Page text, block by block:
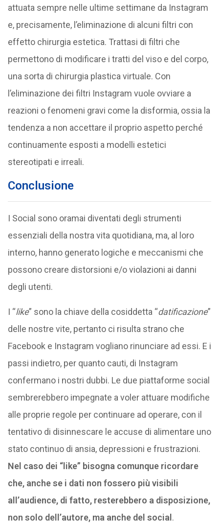
attuata sempre nelle ultime settimane da Instagram
e, precisamente, l’eliminazione di alcuni filtri con
effetto chirurgia estetica. Trattasi di filtri che
permettono di modificare i tratti del viso e del corpo,
una sorta di chirurgia plastica virtuale. Con
l’eliminazione dei filtri Instagram vuole ovviare a
reazioni o fenomeni gravi come la disformia, ossia la
tendenza a non accettare il proprio aspetto perché
continuamente esposti a modelli estetici
stereotipati e irreali.
Conclusione
I Social sono oramai diventati degli strumenti
essenziali della nostra vita quotidiana, ma, al loro
interno, hanno generato logiche e meccanismi che
possono creare distorsioni e/o violazioni ai danni
degli utenti.
I “like” sono la chiave della cosiddetta “datificazione”
delle nostre vite, pertanto ci risulta strano che
Facebook e Instagram vogliano rinunciare ad essi. E i
passi indietro, per quanto cauti, di Instagram
confermano i nostri dubbi. Le due piattaforme social
sembrerebbero impegnate a voler attuare modifiche
alle proprie regole per continuare ad operare, con il
tentativo di disinnescare le accuse di alimentare uno
stato continuo di ansia, depressioni e frustrazioni.
Nel caso dei “like” bisogna comunque ricordare
che, anche se i dati non fossero più visibili
all’audience, di fatto, resterebbero a disposizione,
non solo dell’autore, ma anche del social .